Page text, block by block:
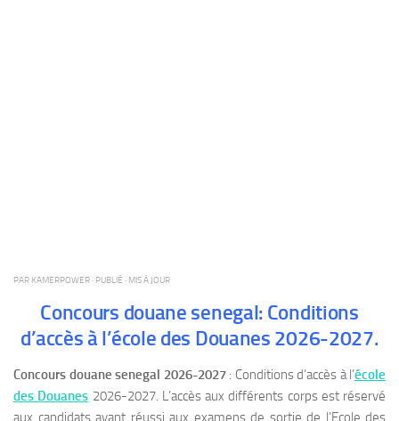
PAR KAMERPOWER· PUBLIÉ · MIS À JOUR
Concours douane senegal: Conditions
d’accès à l’école des Douanes 2026-2027.
Concours douane senegal 2026-2027: Conditions d’accès à l’école
des Douanes 2026-2027. L’accès aux différents corps est réservé
aux candidats ayant réussi aux examens de sortie de l’Ecole des